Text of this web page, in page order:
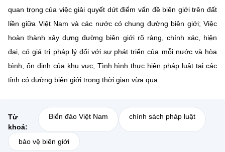
quan trọng của việc giải quyết dứt điểm vấn đề biên giới trên đất
liền giữa Việt Nam và các nước có chung đường biên giới; Việc
hoàn thành xây dựng đường biên giới rõ ràng, chính xác, hiện
đại, có giá trị pháp lý đối với sự phát triển của mỗi nước và hòa
bình, ổn định của khu vực; Tình hình thực hiện pháp luật tại các
tỉnh có đường biên giới trong thời gian vừa qua.
Từ
khoá:
Biển đảo Việt Nam chính sách pháp luật
bảo vệ biên giới